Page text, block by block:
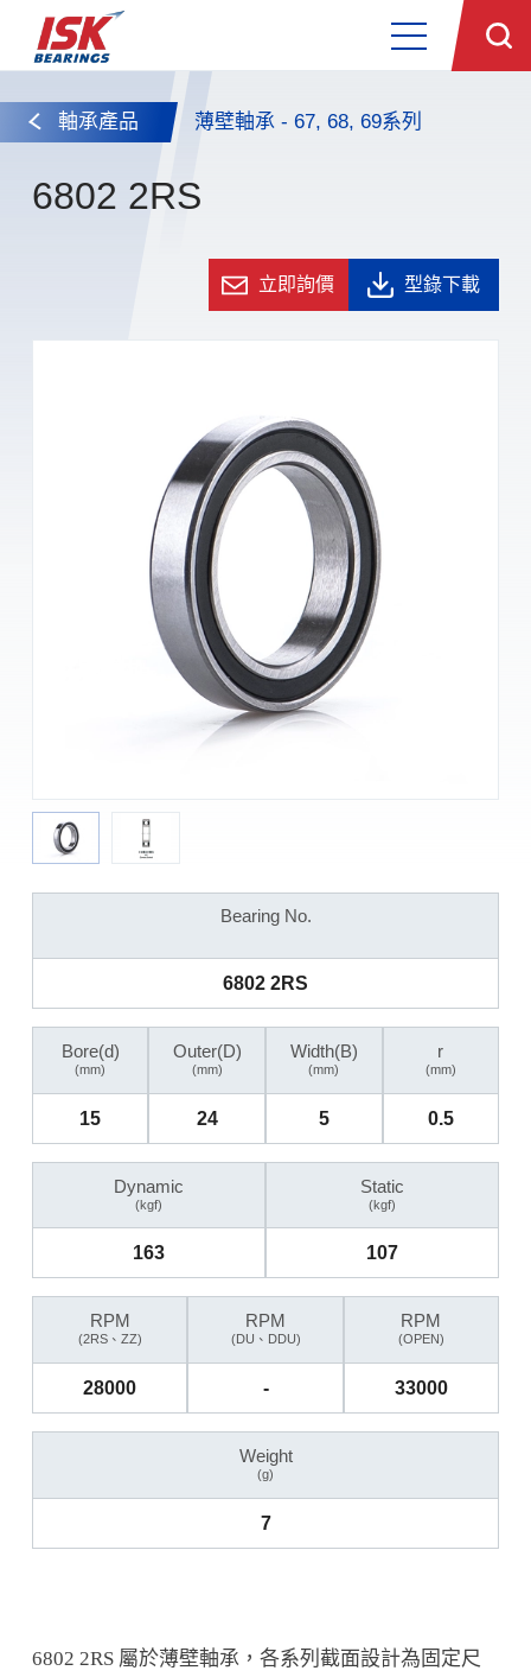
軸承產品 薄壁軸承 - 67, 68, 69系列
6802 2RS
立即詢價 型錄下載
Bearing No.
6802 2RS
Bore(d)
(mm)
15
Outer(D)
(mm)
24
Width(B)
(mm)
5
r
(mm)
0.5
Dynamic
(kgf)
163
Static
(kgf)
107
RPM
(2RS、ZZ)
28000
RPM
(DU、DDU)
-
RPM
(OPEN)
33000
Weight
(g)
7
6802 2RS 屬於薄壁軸承，各系列截面設計為固定尺